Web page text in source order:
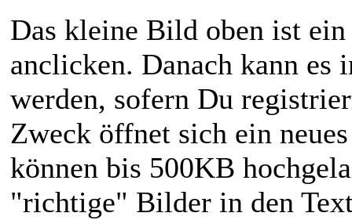
Das kleine Bild oben ist
anclicken. Danach kann es
werden, sofern Du
Zweck öffnet sich ein
können bis 500KB
"richtige" Bilder in den